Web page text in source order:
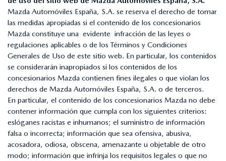
Mazda Automóviles España, S.A. se reserva el derecho de tomar
las medidas apropiadas si el contenido de los concesionarios
Mazda constituye una evidente infracción de las leyes o
regulaciones aplicables o de los Términos y Condiciones
Generales de Uso de este sitio web. En particular, los contenidos
se considerarán inapropiados si los contenidos de los
concesionarios Mazda contienen fines ilegales o que violan los
derechos de Mazda Automóviles España, S.A. o de terceros.
En particular, el contenido de los concesionarios Mazda no debe
contener información que cumpla con los siguientes criterios:
eslóganes racistas e inhumanos; el suministro de información
falsa o incorrecta; información que sea ofensiva, abusiva,
acosadora, odiosa, obscena, amenazante u objetable de otro
modo; información que infrinja los requisitos legales o que no